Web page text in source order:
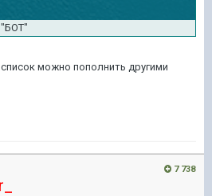
можно пополнить другими
7 738